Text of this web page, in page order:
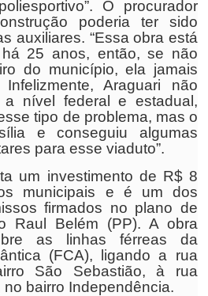
O procurador
poderia ter sido
auxiliares. “Essa obra está
25 anos, então, se não
do município, ela jamais
Araguari não
a nível federal e estadual,
tipo de problema, mas o
e conseguiu algumas
para esse viaduto”.
um investimento de R$ 8
municipais e é um dos
firmados no plano de
Raul Belém (PP). A obra
as linhas férreas da
(FCA), ligando a rua
São Sebastião, à rua
bairro Independência.